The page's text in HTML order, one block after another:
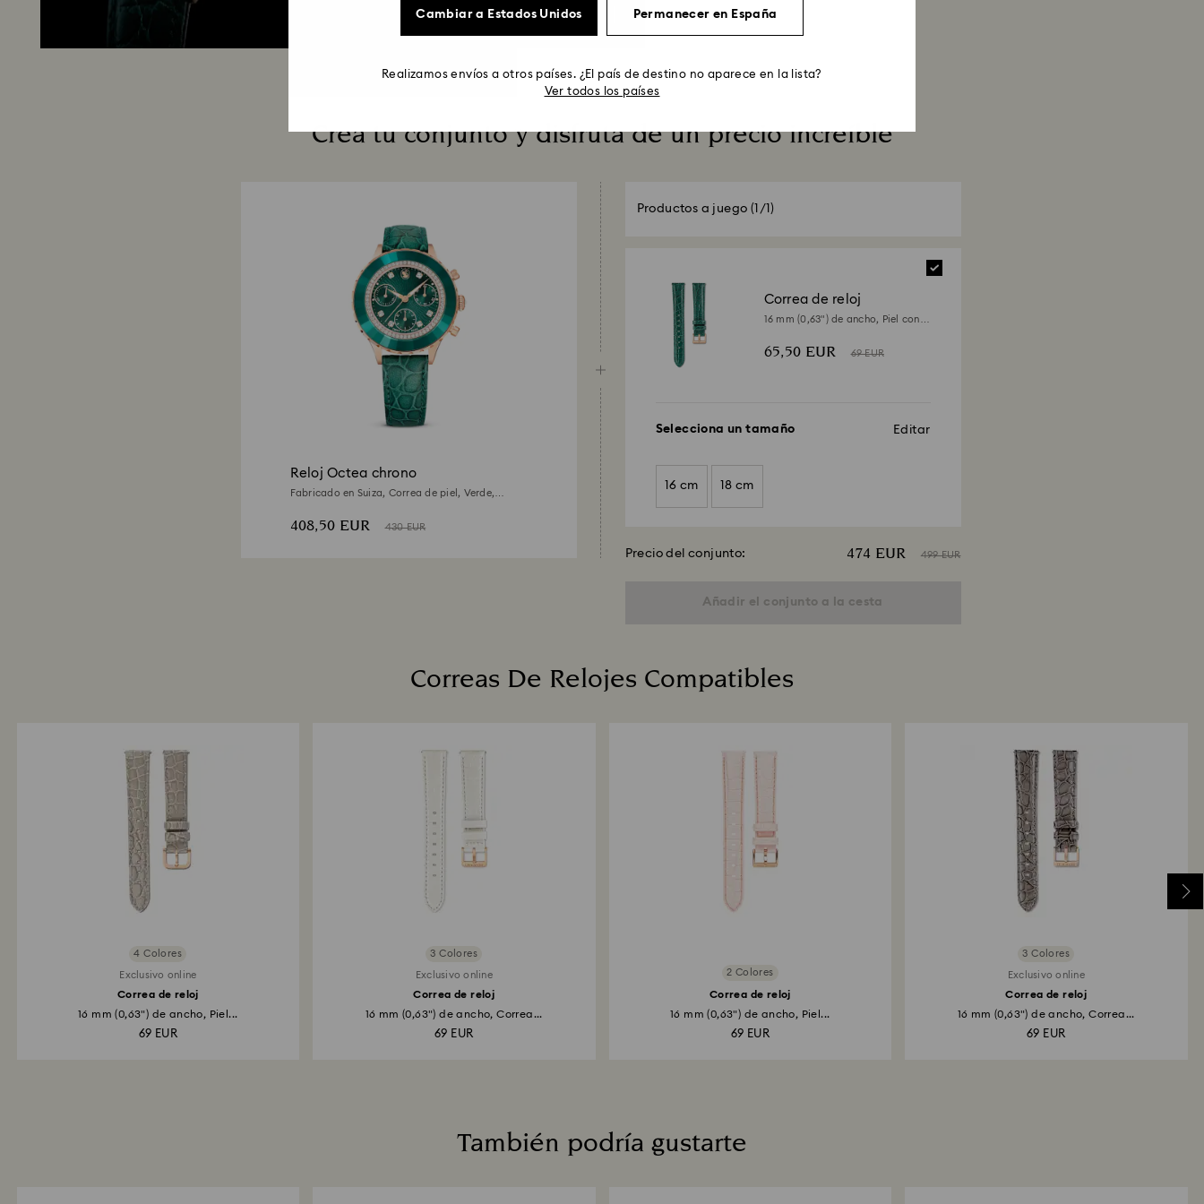
Crea tu conjunto y disfruta de un precio increíble
Reloj Octea chrono
Fabricado en Suiza, Correa de piel, Verde,
408,50 EUR 430 EUR
Productos a juego (1/1)
Correa de reloj
16 mm (0,63") de ancho, Piel con
65,50 EUR 69 EUR
Selecciona un tamaño Editar
16 cm 18 cm
Precio del conjunto: 474 EUR 499 EUR
Añadir el conjunto a la cesta
Correas De Relojes Compatibles
4 Colores
Exclusivo online
Correa de reloj
16 mm (0,63") de ancho, Piel...
69 EUR
3 Colores
Exclusivo online
Correa de reloj
16 mm (0,63") de ancho, Correa...
69 EUR
2 Colores
Correa de reloj
16 mm (0,63") de ancho, Piel...
69 EUR
3 Colores
Exclusivo online
Correa de reloj
16 mm (0,63") de ancho, Correa...
69 EUR
También podría gustarte
Cambiar a Estados Unidos Permanecer en España
Realizamos envíos a otros países. ¿El país de destino no aparece en la lista?
Ver todos los países